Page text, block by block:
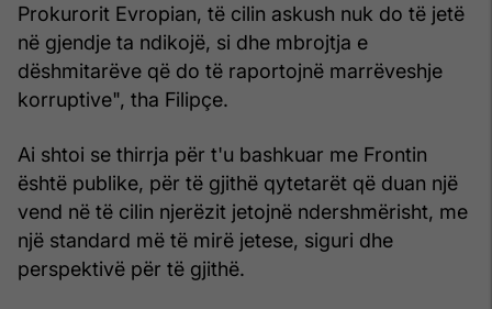
Prokurorit Evropian, të cilin askush nuk do të jetë
në gjendje ta ndikojë, si dhe mbrojtja e
dëshmitarëve që do të raportojnë marrëveshje
korruptive", tha Filipçe.
Ai shtoi se thirrja për t'u bashkuar me Frontin
është publike, për të gjithë qytetarët që duan një
vend në të cilin njerëzit jetojnë ndershmërisht, me
një standard më të mirë jetese, siguri dhe
perspektivë për të gjithë.